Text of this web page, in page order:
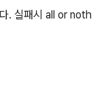
. 실패시 all or noth